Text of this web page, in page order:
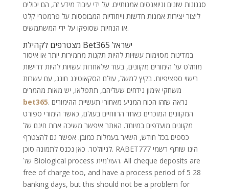
סגנונות שונים וניואנסים אמנותיים. על ידי עיבוד מידע זה, הם יכולים
ליצור יצירות אמנות חדשות וייחודיות המבוססות על פרמטרי קלט
או הנחיות שסופקו על ידי המשתמשים.
מצטרפים לקהילת Bet365 ישראל
במדינות מסוימות עשויות להיות תקנות מחמירות יותר או איסור
מוחלט על הימורים מקוונים, בעוד שלאחרות עשויות להיות דרישות
רישוי ספציפיות. בקיץ למשל, עולם הסקאוטינג חוגג, עם עשרות
משחקי אימון נידחים שעליהם, תתפלאו, יש מאות מהמרים
bet365. נראה שזהו הכוח המניע מאחורי תעשיית ההימורים
המקוונים המוכרים כאחד הרווחיים בעולם, כאשר הימורי ספורט
מקוונים מועדפים במיוחד. האתר איפשר משיכה אחת חינם של
כספים בכל חודש, השאר בעמלות כמובן. אפשר גם להצטרף
לניוזלטר. כאן נכנס לתמונה סוכן. RABET777 הינו שותף רשמי
של Biological process העולמית. All cheque deposits are
free of charge too, and have a process period of 5 28
banking days, but this should not be a problem for